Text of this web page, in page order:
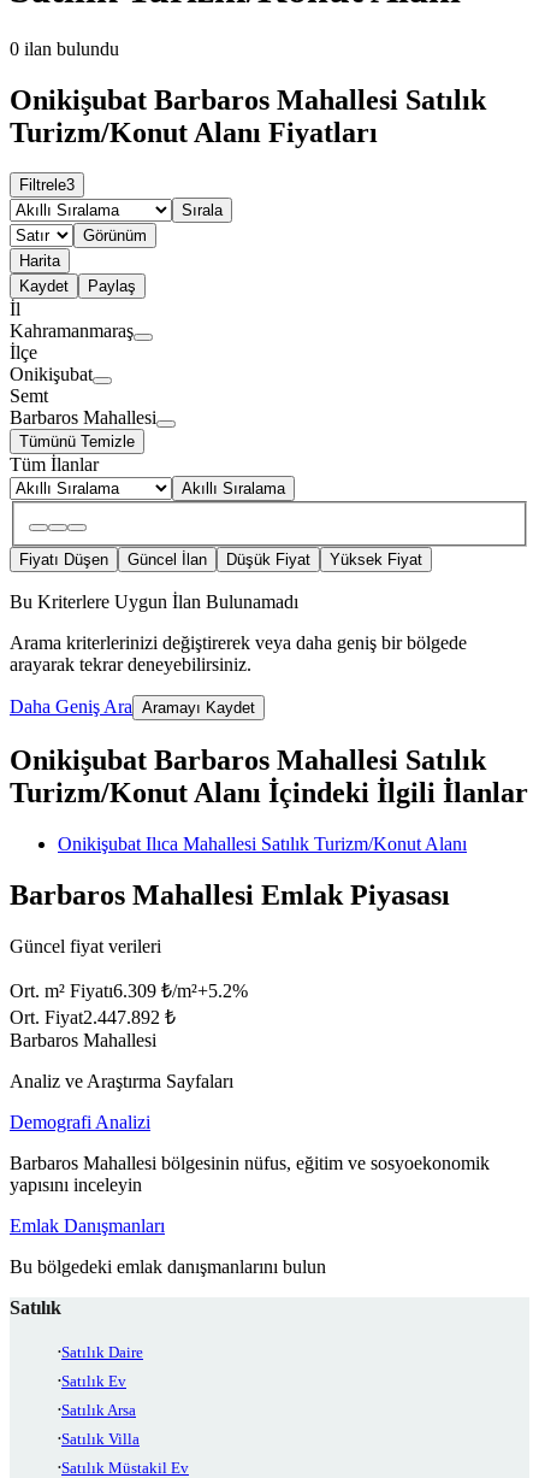
0 ilan bulundu
Onikişubat Barbaros Mahallesi Satılık
Turizm/Konut Alanı Fiyatları
Filtrele3
Sırala
Görünüm
Harita
Kaydet
Paylaş
İl
Kahramanmaraş
İlçe
Onikişubat
Semt
Barbaros Mahallesi
Tümünü Temizle
Tüm İlanlar
Akıllı Sıralama
Fiyatı Düşen Güncel İlan Düşük Fiyat Yüksek Fiyat
Bu Kriterlere Uygun İlan Bulunamadı
Arama kriterlerinizi değiştirerek veya daha geniş bir bölgede
arayarak tekrar deneyebilirsiniz.
Daha Geniş Ara Aramayı Kaydet
Onikişubat Barbaros Mahallesi Satılık
Turizm/Konut Alanı İçindeki İlgili İlanlar
Onikişubat Ilıca Mahallesi Satılık Turizm/Konut Alanı
Barbaros Mahallesi Emlak Piyasası
Güncel fiyat verileri
Ort. m² Fiyatı6.309 ₺/m²+5.2%
Ort. Fiyat2.447.892 ₺
Barbaros Mahallesi
Analiz ve Araştırma Sayfaları
Demografi Analizi
Barbaros Mahallesi bölgesinin nüfus, eğitim ve sosyoekonomik
yapısını inceleyin
Emlak Danışmanları
Bu bölgedeki emlak danışmanlarını bulun
Satılık
Satılık Daire
Satılık Ev
Satılık Arsa
Satılık Villa
Satılık Müstakil Ev